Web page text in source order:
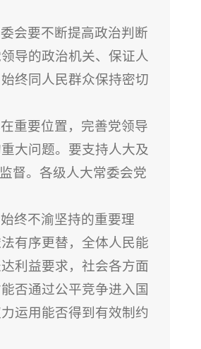
会要不断提高政治判断
导的政治机关、保证人
终同人民群众保持密切
重要位置，完善党领导
大问题。要支持人大及
督。各级人大常委会党
终不渝坚持的重要理
有序更替，全体人民能
利益要求，社会各方面
否通过公平竞争进入国
运用能否得到有效制约